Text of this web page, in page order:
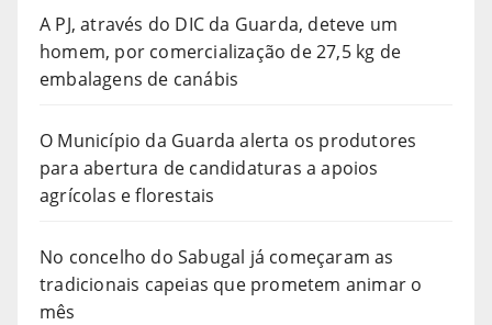
A PJ, através do DIC da Guarda, deteve um
homem, por comercialização de 27,5 kg de
embalagens de canábis
O Município da Guarda alerta os produtores
para abertura de candidaturas a apoios
agrícolas e florestais
No concelho do Sabugal já começaram as
tradicionais capeias que prometem animar o
mês